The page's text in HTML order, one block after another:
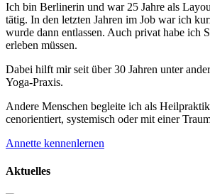
Ich bin Berlinerin und war 25 Jahre als
tätig. In den letzten Jahren im Job war ich
wurde dann ent­lassen. Auch privat habe ich
erleben müssen.
Dabei hilft mir seit über 30 Jahren unter
Yoga-Praxis.
Andere Menschen begleite ich als
cenorien­tiert, systemisch oder mit einer
Annette kennenlernen
Aktuelles